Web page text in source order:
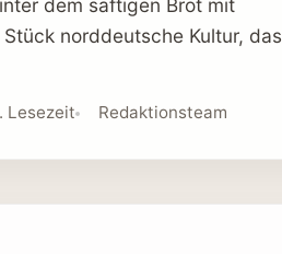
dem saftigen Brot mit
norddeutsche Kultur, das
Lesezeit Redaktionsteam